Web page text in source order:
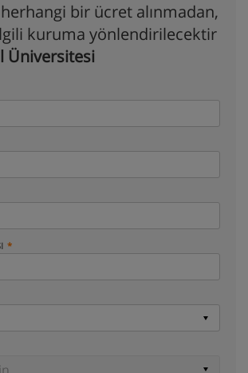
herhangi bir ücret alınmadan,
kuruma yönlendirilecektir
Üniversitesi